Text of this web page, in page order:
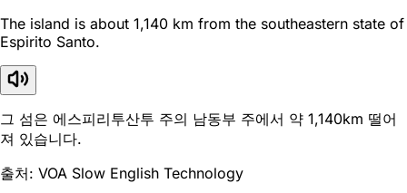
The island is about 1,140 km from the southeastern state of
Espirito Santo.
그 섬은 에스피리투산투 주의 남동부 주에서 약 1,140km 떨어
져 있습니다.
출처: VOA Slow English Technology